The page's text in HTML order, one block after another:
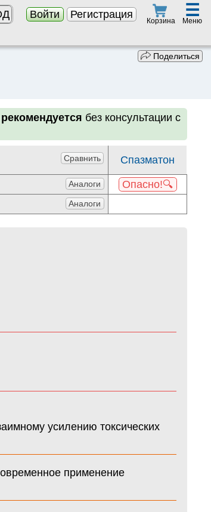
Войти Регистрация
Корзина
☰
Меню
Поделиться
без консультации с
Сравнить Спазматон
Аналоги
Опасно!🔍
Аналоги
усилению токсических
применение